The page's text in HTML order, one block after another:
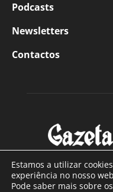
Podcasts
Newsletters
Contactos
Estamos a utilizar
experiência no nosso
Pode saber mais sobre